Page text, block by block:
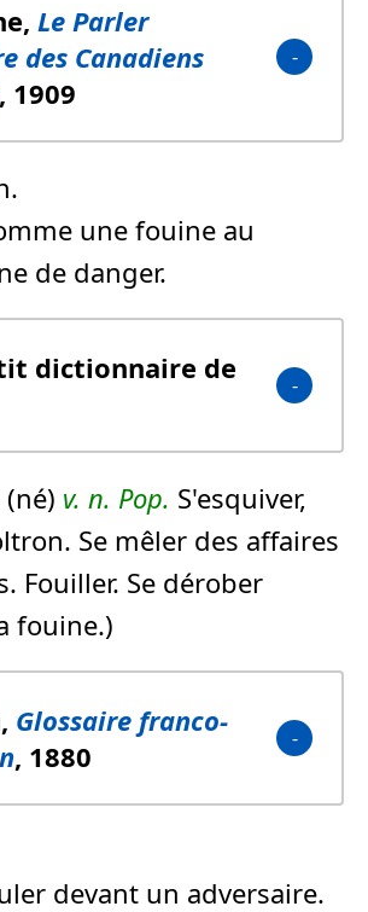
Le Parler
des Canadiens
1909
une fouine au
de danger.
dictionnaire de
(né) v. n. Pop. S'esquiver,
Se mêler des affaires
Fouiller. Se dérober
fouine.)
Glossaire franco-
, 1880
devant un adversaire.